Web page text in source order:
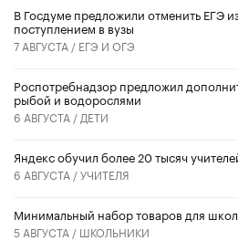
В Госдуме предложили отменить ЕГЭ
поступлением в вузы
7 АВГУСТА / ЕГЭ И ОГЭ
Роспотребнадзор предложил
рыбой и водорослями
6 АВГУСТА / ДЕТИ
​Яндекс обучил более 20 тысяч
6 АВГУСТА /УЧИТЕЛЯ
Минимальный набор товаров для
5 АВГУСТА / ШКОЛЬНИКИ